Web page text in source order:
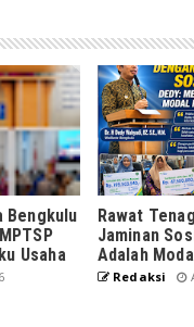
Bengkulu
Usaha
Rawat
Jaminan
Adalah
Redaksi